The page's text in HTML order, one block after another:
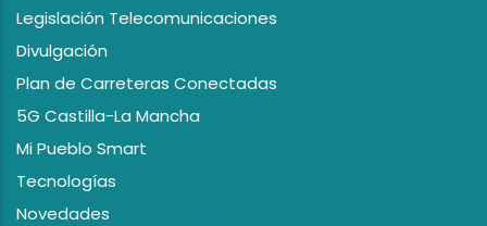
Legislación Telecomunicaciones
Divulgación
Plan de Carreteras Conectadas
5G Castilla-La Mancha
Mi Pueblo Smart
Tecnologías
Novedades